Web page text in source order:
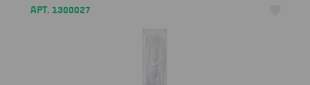
АРТ. 1300027